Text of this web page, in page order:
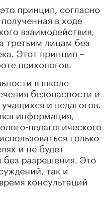
принцип, согласно
в ходе
взаимодействия,
третьим лицам без
Этот принцип –
психологов.
в школе
безопасности и
и педагогов.
информация,
педагогического
только
и не будет
разрешения. Это
так и
консультаций